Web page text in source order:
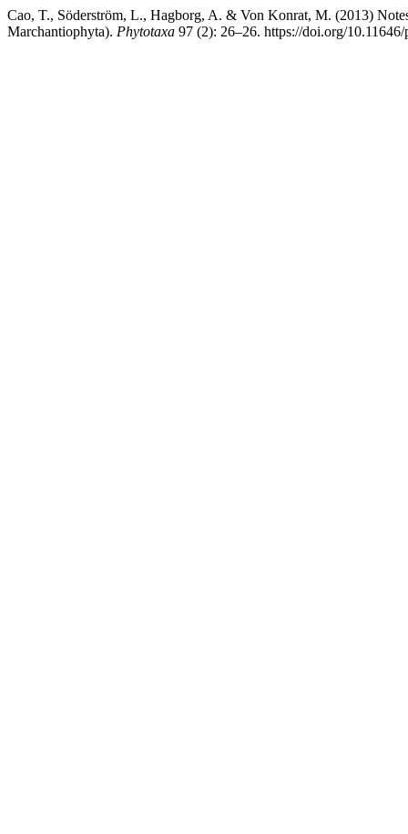
Cao, T., Söderström, L., Hagborg, A. & Von Konrat, M. (2013)
Marchantiophyta). Phytotaxa 97 (2): 26–26. https://doi.org/